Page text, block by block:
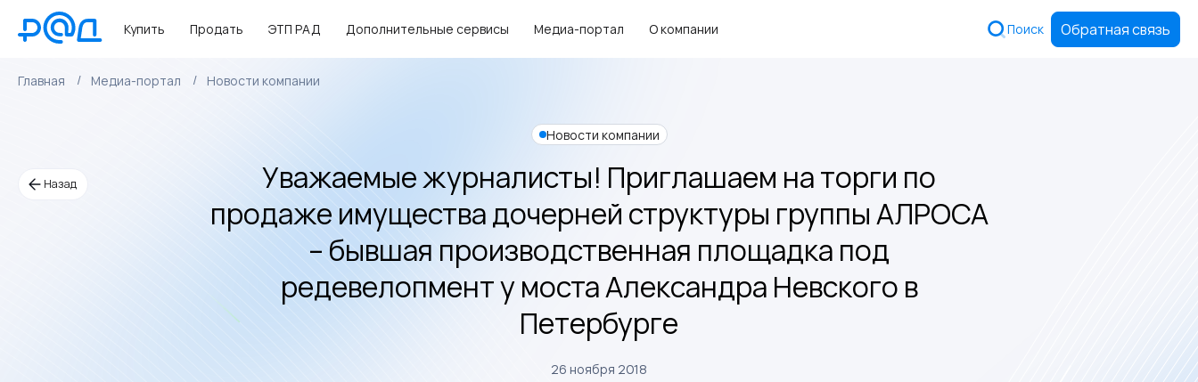
Купить Продать ЭТП РАД Дополнительные сервисы Медиа-портал О компании Поиск Обратная связь
Главная Медиа-портал Новости компании
Назад
Новости компании
Уважаемые журналисты! Приглашаем на торги по
продаже имущества дочерней структуры группы АЛРОСА
– бывшая производственная площадка под
редевелопмент у моста Александра Невского в
Петербурге
26 ноября 2018